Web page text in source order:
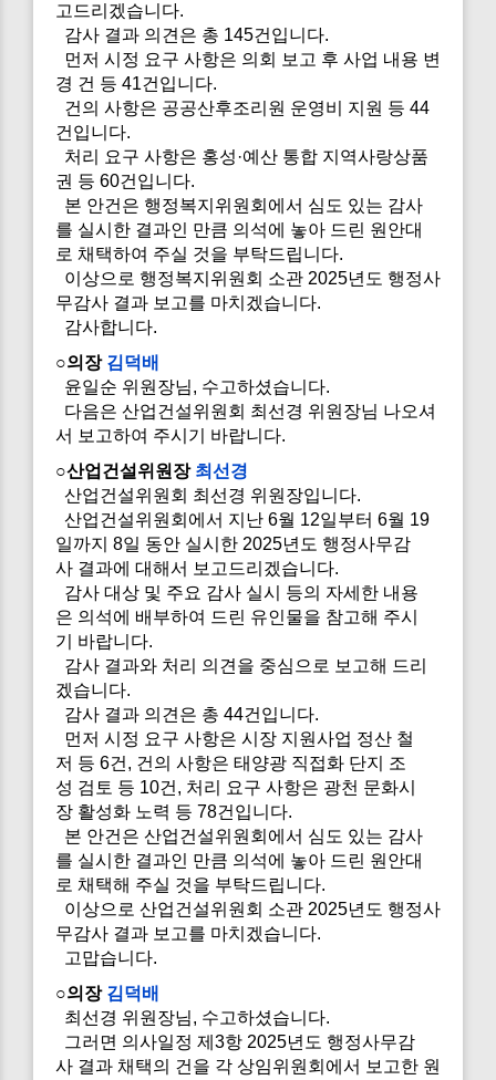
고드리겠습니다.
감사 결과 의견은 총 145건입니다.
먼저 시정 요구 사항은 의회 보고 후 사업 내용 변
경 건 등 41건입니다.
건의 사항은 공공산후조리원 운영비 지원 등 44
건입니다.
처리 요구 사항은 홍성·예산 통합 지역사랑상품
권 등 60건입니다.
본 안건은 행정복지위원회에서 심도 있는 감사
를 실시한 결과인 만큼 의석에 놓아 드린 원안대
로 채택하여 주실 것을 부탁드립니다.
이상으로 행정복지위원회 소관 2025년도 행정사
무감사 결과 보고를 마치겠습니다.
감사합니다.
○의장 김덕배
윤일순 위원장님, 수고하셨습니다.
다음은 산업건설위원회 최선경 위원장님 나오셔
서 보고하여 주시기 바랍니다.
○산업건설위원장 최선경
산업건설위원회 최선경 위원장입니다.
산업건설위원회에서 지난 6월 12일부터 6월 19
일까지 8일 동안 실시한 2025년도 행정사무감
사 결과에 대해서 보고드리겠습니다.
감사 대상 및 주요 감사 실시 등의 자세한 내용
은 의석에 배부하여 드린 유인물을 참고해 주시
기 바랍니다.
감사 결과와 처리 의견을 중심으로 보고해 드리
겠습니다.
감사 결과 의견은 총 44건입니다.
먼저 시정 요구 사항은 시장 지원사업 정산 철
저 등 6건, 건의 사항은 태양광 직접화 단지 조
성 검토 등 10건, 처리 요구 사항은 광천 문화시
장 활성화 노력 등 78건입니다.
본 안건은 산업건설위원회에서 심도 있는 감사
를 실시한 결과인 만큼 의석에 놓아 드린 원안대
로 채택해 주실 것을 부탁드립니다.
이상으로 산업건설위원회 소관 2025년도 행정사
무감사 결과 보고를 마치겠습니다.
고맙습니다.
○의장 김덕배
최선경 위원장님, 수고하셨습니다.
그러면 의사일정 제3항 2025년도 행정사무감
사 결과 채택의 건을 각 상임위원회에서 보고한 원